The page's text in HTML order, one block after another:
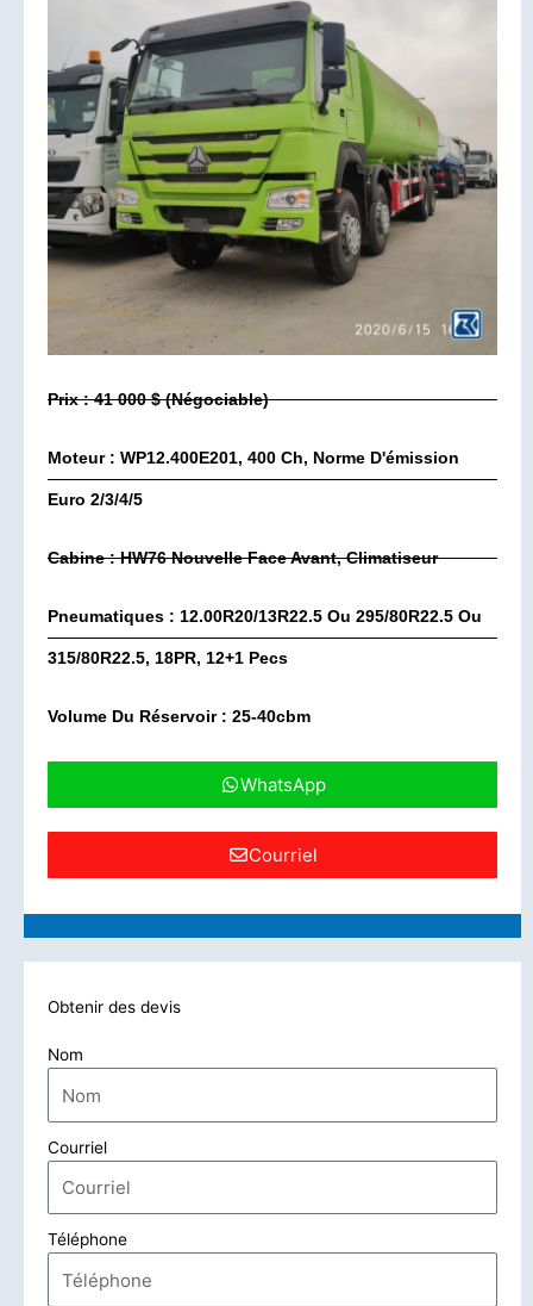
Prix : 41 000 $ (négociable)
Moteur : WP12.400E201, 400 Ch, Norme D'émission
Euro 2/3/4/5
Cabine : HW76 Nouvelle Face Avant, Climatiseur
Pneumatiques : 12.00R20/13R22.5 Ou 295/80R22.5 Ou
315/80R22.5, 18PR, 12+1 Pecs
Volume Du Réservoir : 25-40cbm
WhatsApp
Courriel
Obtenir des devis
Nom
Courriel
Téléphone